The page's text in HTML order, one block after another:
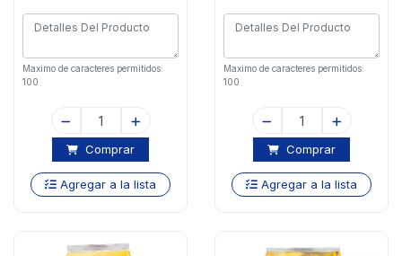
Maximo de caracteres permitidos:
100
Comprar
Agregar a la lista
Maximo de caracteres permitidos:
100
Comprar
Agregar a la lista